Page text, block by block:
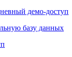
демо-доступ
базу данных